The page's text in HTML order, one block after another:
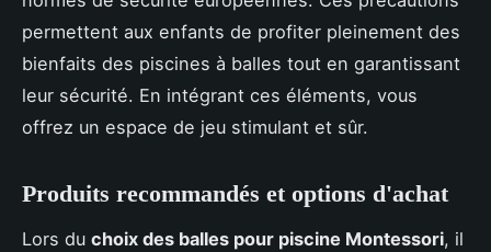
permettent aux enfants de profiter pleinement des
bienfaits des piscines à balles tout en garantissant
leur sécurité. En intégrant ces éléments, vous
offrez un espace de jeu stimulant et sûr.
Produits recommandés et options d'achat
Lors du choix des balles pour piscine Montessori, il